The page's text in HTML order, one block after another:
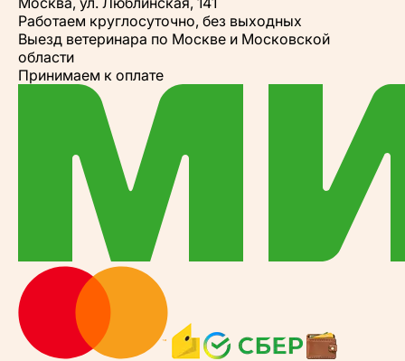
Работаем круглосуточно, без выходных
Выезд ветеринара по Москве и Московской
области
Принимаем к оплате